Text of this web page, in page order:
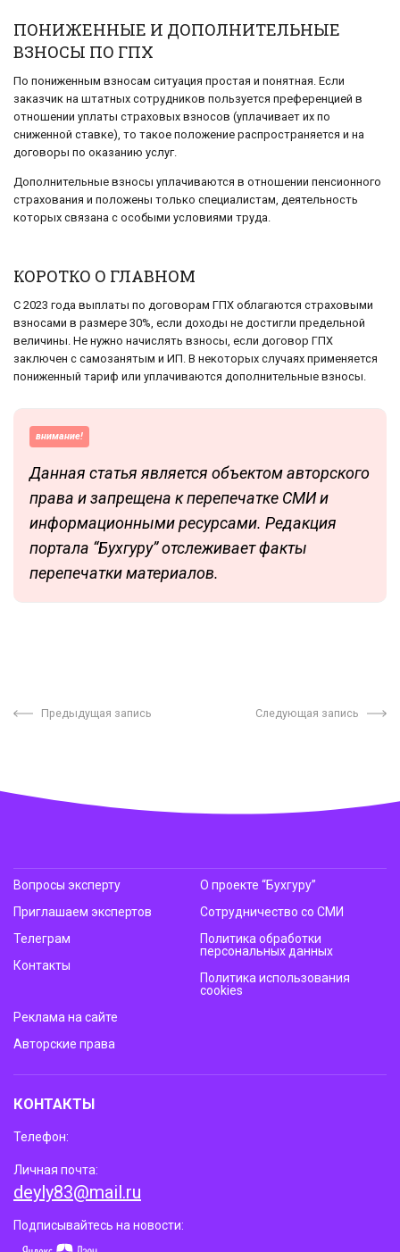
ПОНИЖЕННЫЕ И ДОПОЛНИТЕЛЬНЫЕ
ВЗНОСЫ ПО ГПХ
По пониженным взносам ситуация простая и понятная. Если
заказчик на штатных сотрудников пользуется преференцией в
отношении уплаты страховых взносов (уплачивает их по
сниженной ставке), то такое положение распространяется и на
договоры по оказанию услуг.
Дополнительные взносы уплачиваются в отношении пенсионного
страхования и положены только специалистам, деятельность
которых связана с особыми условиями труда.
КОРОТКО О ГЛАВНОМ
С 2023 года выплаты по договорам ГПХ облагаются страховыми
взносами в размере 30%, если доходы не достигли предельной
величины. Не нужно начислять взносы, если договор ГПХ
заключен с самозанятым и ИП. В некоторых случаях применяется
пониженный тариф или уплачиваются дополнительные взносы.
внимание!
Данная статья является объектом авторского
права и запрещена к перепечатке СМИ и
информационными ресурсами. Редакция
портала “Бухгуру” отслеживает факты
перепечатки материалов.
Предыдущая запись Следующая запись
Вопросы эксперту
Приглашаем экспертов
Телеграм
Контакты
О проекте “Бухгуру”
Сотрудничество со СМИ
Политика обработки
персональных данных
Политика использования
cookies
Реклама на сайте
Авторские права
КОНТАКТЫ
Телефон:
Личная почта:
deyly83@mail.ru
Подписывайтесь на новости: